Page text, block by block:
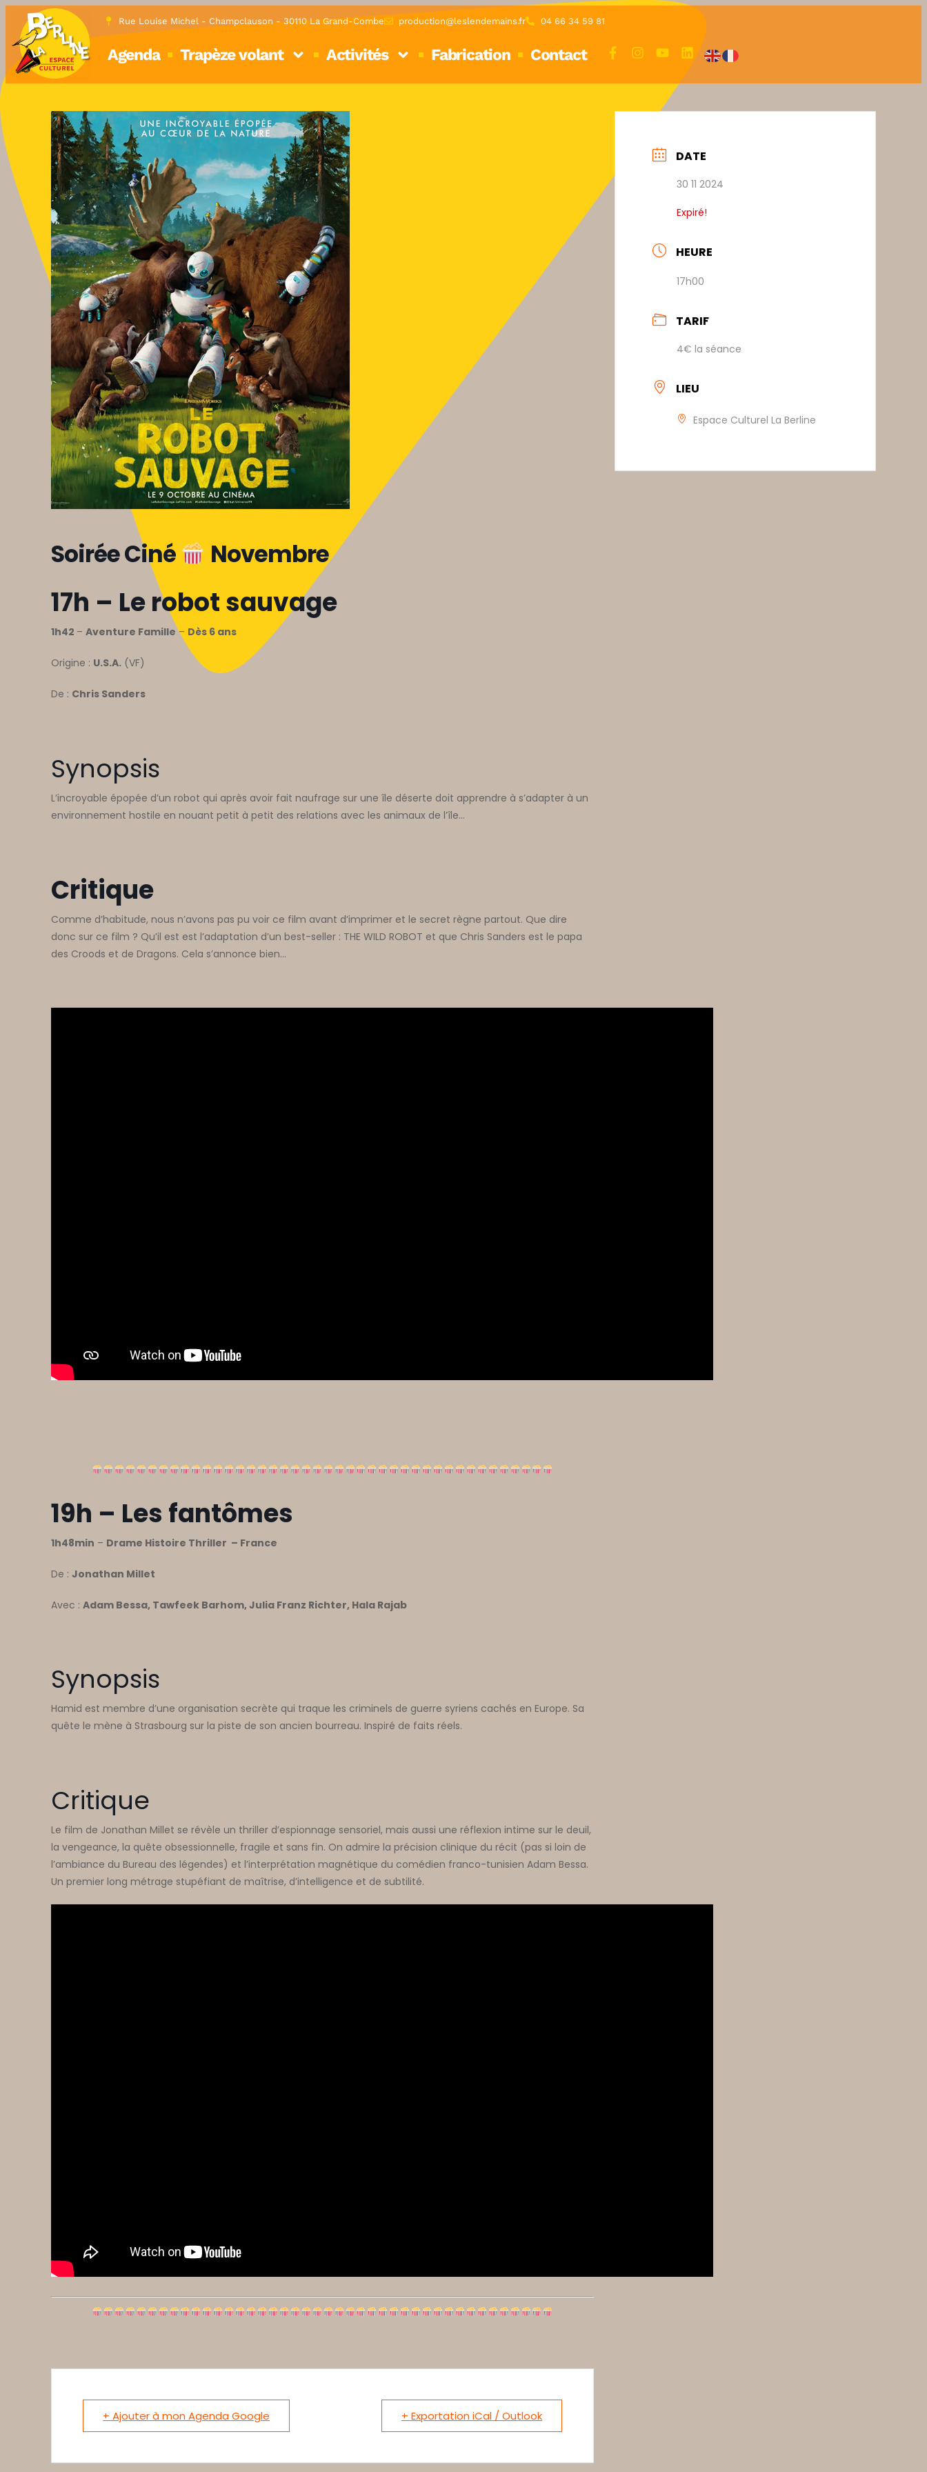
Rue Louise Michel - Champclauson - 30110 La Grand-Combe production@leslendemains.fr 04 66 34 59 81
Agenda Trapèze volant Activités Fabrication Contact
Soirée Ciné Novembre
17h – Le robot sauvage
1h42 – Aventure Famille– Dès 6 ans
Origine : U.S.A. (VF)
De : Chris Sanders
Synopsis
L’incroyable épopée d’un robot qui après avoir fait naufrage sur une île déserte doit apprendre à s’adapter à un
environnement hostile en nouant petit à petit des relations avec les animaux de l’île…
Critique
Comme d’habitude, nous n’avons pas pu voir ce film avant d’imprimer et le secret règne partout. Que dire
donc sur ce film ? Qu’il est est l’adaptation d’un best-seller : THE WILD ROBOT et que Chris Sanders est le papa
des Croods et de Dragons. Cela s’annonce bien…
19h – Les fantômes
1h48min – Drame Histoire Thriller – France
De : Jonathan Millet
Avec : Adam Bessa, Tawfeek Barhom, Julia Franz Richter, Hala Rajab
Synopsis
Hamid est membre d’une organisation secrète qui traque les criminels de guerre syriens cachés en Europe. Sa
quête le mène à Strasbourg sur la piste de son ancien bourreau. Inspiré de faits réels.
Critique
Le film de Jonathan Millet se révèle un thriller d’espionnage sensoriel, mais aussi une réflexion intime sur le deuil,
la vengeance, la quête obsessionnelle, fragile et sans fin. On admire la précision clinique du récit (pas si loin de
l’ambiance du Bureau des légendes) et l’interprétation magnétique du comédien franco-tunisien Adam Bessa.
Un premier long métrage stupéfiant de maîtrise, d’intelligence et de subtilité.
+ Ajouter à mon Agenda Google + Exportation iCal / Outlook
DATE
30 11 2024
Expiré!
HEURE
17h00
TARIF
4€ la séance
LIEU
Espace Culturel La Berline